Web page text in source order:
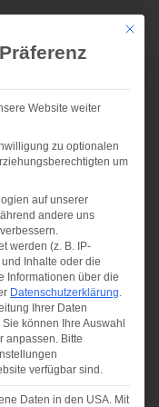
–
Mit
Website weiter
zu optionalen
um
auf unserer
andere uns
werden (z. B. IP-
Inhalte oder die
Informationen über die
Datenschutzerklärung.
Ihrer Daten
Sie können Ihre Auswahl
anpassen. Bitte
verfügbar sind.
Daten in den USA. Mit